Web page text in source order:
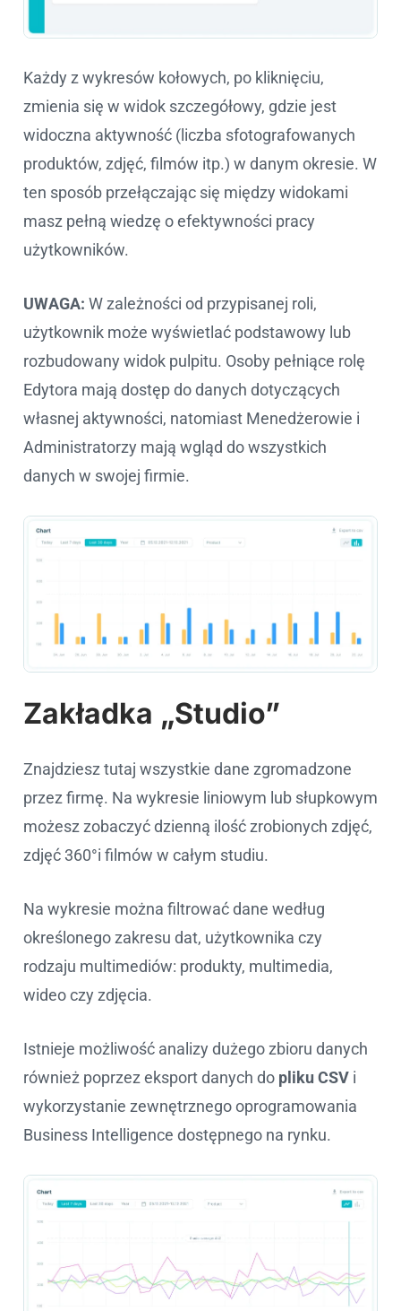
Każdy z wykresów kołowych, po kliknięciu,
zmienia się w widok szczegółowy, gdzie jest
widoczna aktywność (liczba sfotografowanych
produktów, zdjęć, filmów itp.) w danym okresie. W
ten sposób przełączając się między widokami
masz pełną wiedzę o efektywności pracy
użytkowników.
UWAGA: W zależności od przypisanej roli,
użytkownik może wyświetlać podstawowy lub
rozbudowany widok pulpitu. Osoby pełniące rolę
Edytora mają dostęp do danych dotyczących
własnej aktywności, natomiast Menedżerowie i
Administratorzy mają wgląd do wszystkich
danych w swojej firmie.
Zakładka „Studio”
Znajdziesz tutaj wszystkie dane zgromadzone
przez firmę. Na wykresie liniowym lub słupkowym
możesz zobaczyć dzienną ilość zrobionych zdjęć,
zdjęć 360°i filmów w całym studiu.
Na wykresie można filtrować dane według
określonego zakresu dat, użytkownika czy
rodzaju multimediów: produkty, multimedia,
wideo czy zdjęcia.
Istnieje możliwość analizy dużego zbioru danych
również poprzez eksport danych do pliku CSV i
wykorzystanie zewnętrznego oprogramowania
Business Intelligence dostępnego na rynku.